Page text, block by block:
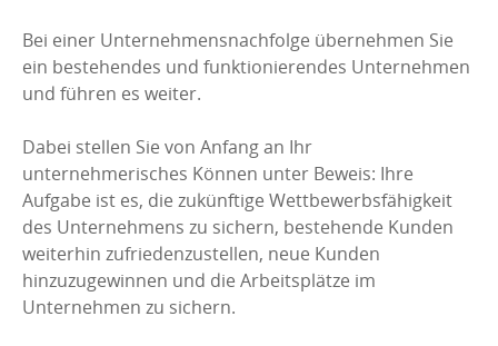
Bei einer Unternehmensnachfolge übernehmen Sie
ein bestehendes und funktionierendes Unternehmen
und führen es weiter.
Dabei stellen Sie von Anfang an Ihr
unternehmerisches Können unter Beweis: Ihre
Aufgabe ist es, die zukünftige Wettbewerbsfähigkeit
des Unternehmens zu sichern, bestehende Kunden
weiterhin zufriedenzustellen, neue Kunden
hinzuzugewinnen und die Arbeitsplätze im
Unternehmen zu sichern.